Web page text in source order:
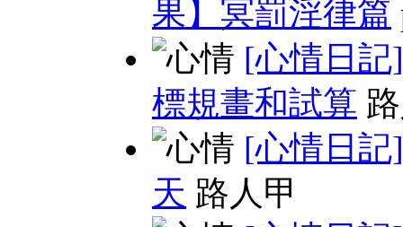
果】冥罰淫律篇
[心情日記]
標規畫和試算
[心情日記]
天 路人甲